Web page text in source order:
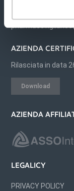
AZIENDA
Rilasciata in data
Download
AZIENDA
LEGALICY
PRIVACY POLICY